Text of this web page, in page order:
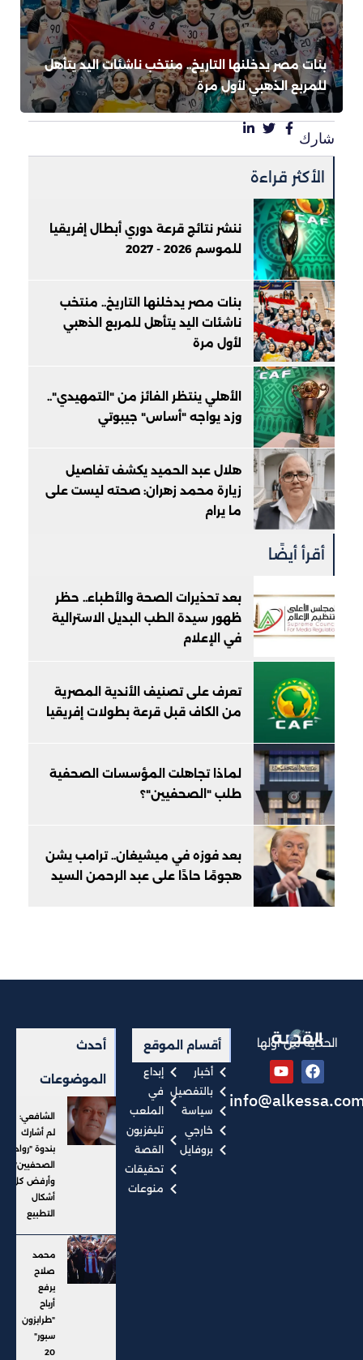
بنات مصر يدخلنها التاريخ.. منتخب ناشئات اليد يتأهل
للمربع الذهبي لأول مرة
شارك
الأكثر قراءة
ننشر نتائج قرعة دوري أبطال إفريقيا
للموسم 2026 - 2027
بنات مصر يدخلنها التاريخ.. منتخب
ناشئات اليد يتأهل للمربع الذهبي
لأول مرة
الأهلي ينتظر الفائز من "التمهيدي"..
وزد يواجه "أساس" جيبوتي
هلال عبد الحميد يكشف تفاصيل
زيارة محمد زهران: صحته ليست على
ما يرام
أقرأ أيضًا
بعد تحذيرات الصحة والأطباء.. حظر
ظهور سيدة الطب البديل الاسترالية
في الإعلام
تعرف على تصنيف الأندية المصرية
من الكاف قبل قرعة بطولات إفريقيا
لماذا تجاهلت المؤسسات الصحفية
طلب "الصحفيين"؟
بعد فوزه في ميشيغان.. ترامب يشن
هجومًا حادًا على عبد الرحمن السيد
الحكاية من أولها أقسام الموقع
أخبار
بالتفصيل
سياسة
خارجي
بروفايل
إبداع
في
الملعب
تليفزيون
القصة
تحقيقات
منوعات
أحدث
الموضوعات
الشافعي:
لم أشارك
بندوة "رواد
الصحفيين"..
وأرفض كل
أشكال
التطبيع
محمد
صلاح
يرفع
أرباح
"طرابزون
سبور"
20